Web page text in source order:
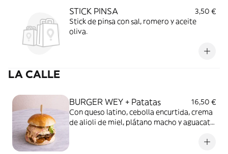
STICK PINSA
3,50 €
Stick de pinsa con sal, romero y aceite
oliva.
LA CALLE
BURGER WEY + Patatas
16,50 €
Con queso latino, cebolla encurtida, crema
de alioli de miel, plátano macho y aguacate.